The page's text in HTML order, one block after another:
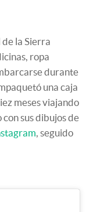
de la Sierra
ropa
durante
una caja
meses viajando
sus dibujos de
, seguido